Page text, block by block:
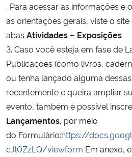
. Para acessar as informações
as orientações gerais, viste o site
abas Atividades – Exposições
3. Caso você esteja em fase de
Publicações (como livros,
ou tenha lançado alguma
recentemente e queira ampliar
evento, também é possível
Lançamentos, por meio
do Formulário:https://
cJl0ZzLQ/viewform Em anexo,